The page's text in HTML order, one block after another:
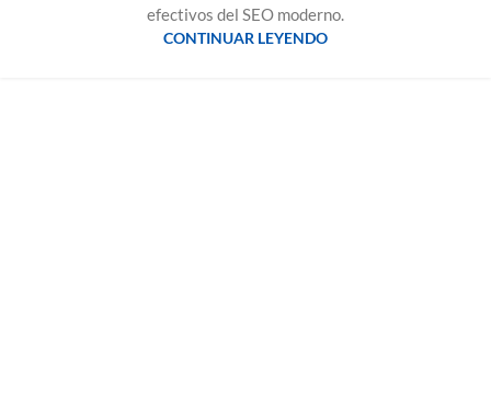
efectivos del SEO moderno.
CONTINUAR LEYENDO